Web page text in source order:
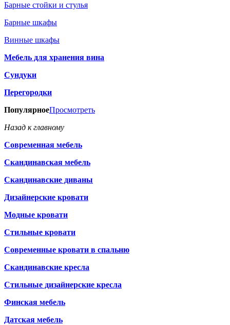
Барные стойки и стулья
Барные шкафы
Винные шкафы
Мебель для хранения вина
Сундуки
Перегородки
ПопулярноеПросмотреть
Назад к главному
Современная мебель
Скандинавская мебель
Скандинавские диваны
Дизайнерские кровати
Модные кровати
Стильные кровати
Современные кровати в спальню
Скандинавские кресла
Стильные дизайнерские кресла
Финская мебель
Датская мебель